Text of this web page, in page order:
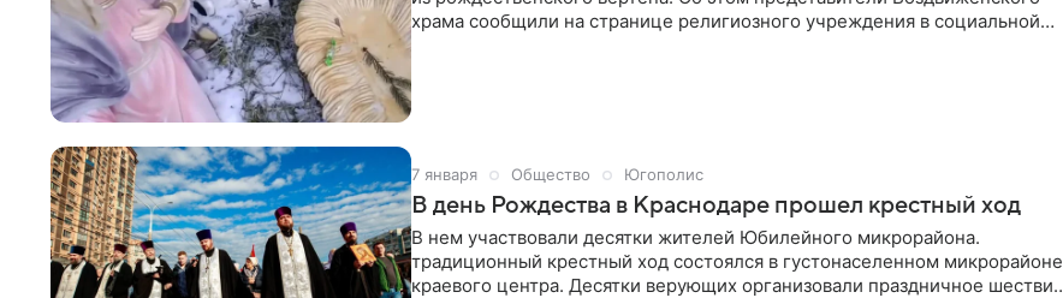
храма сообщили на странице религиозного учреждения в социальной
7 января Общество Югополис
В день Рождества в Краснодаре прошел крестный ход
В нем участвовали десятки жителей Юбилейного микрорайона.
традиционный крестный ход состоялся в густонаселенном микрорайоне
краевого центра. Десятки верующих организовали праздничное шествие